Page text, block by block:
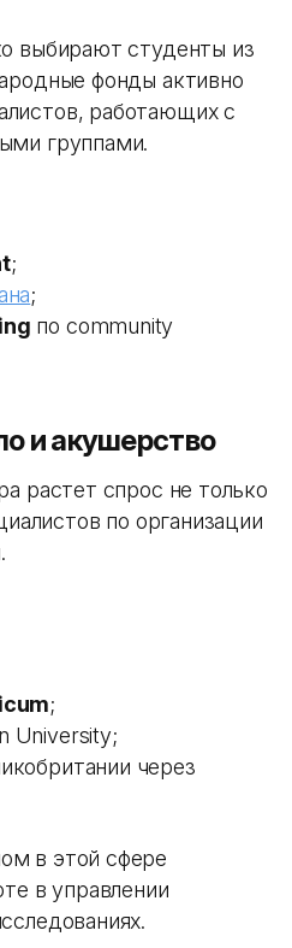
выбирают студенты из
фонды активно
работающих с
группами.
;
;
по community
и акушерство
растет спрос не только
по организации
;
University;
через
в этой сфере
в управлении